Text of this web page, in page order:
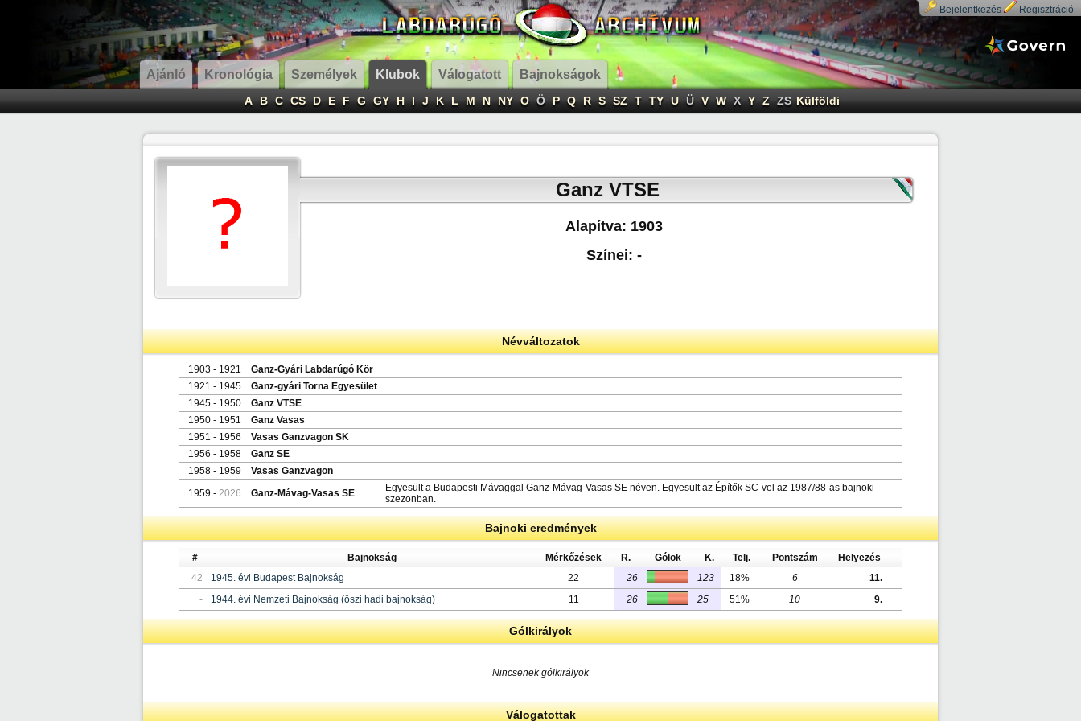
Bejelentkezés Regisztráció
Ajánló Kronológia Személyek Klubok Válogatott Bajnokságok
A B C CS D E F G GY H I J K L M N NY O Ö P Q R S SZ T TY U Ü V W X Y Z ZS Külföldi
Ganz VTSE
Alapítva: 1903
Színei: -
Névváltozatok
1903 - 1921
Ganz-Gyári Labdarúgó Kör
1921 - 1945
Ganz-gyári Torna Egyesület
1945 - 1950
Ganz VTSE
1950 - 1951
Ganz Vasas
1951 - 1956
Vasas Ganzvagon SK
1956 - 1958
Ganz SE
1958 - 1959
Vasas Ganzvagon
1959 - 2026 Ganz-Mávag-Vasas SE
Egyesült a Budapesti Mávaggal Ganz-Mávag-Vasas SE néven. Egyesült az Építők SC-vel az 1987/88-as bajnoki
szezonban.
Bajnoki eredmények
# Bajnokság Mérkőzések R. Gólok K. Telj. Pontszám
Helyezés
42
1945. évi Budapest Bajnokság 22 26 123 18% 6
11.
-
1944. évi Nemzeti Bajnokság (őszi hadi bajnokság) 11 26 25 51% 10 9.
Gólkirályok
Nincsenek gólkirályok
Válogatottak